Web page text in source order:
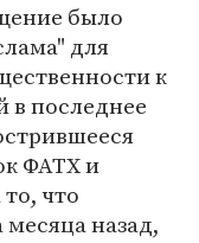
было
для
к
в последнее
ФАТХ и
что
назад,